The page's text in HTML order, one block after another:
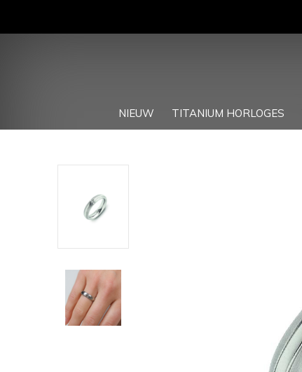
NIEUW TITANIUM HORLOGES